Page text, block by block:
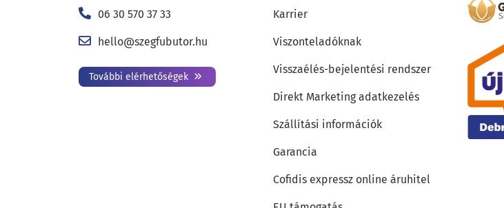
06 30 570 37 33
hello@szegfubutor.hu
További elérhetőségek
Karrier
Viszonteladóknak
Visszaélés-bejelentési rendszer
Direkt Marketing adatkezelés
Szállítási információk
Garancia
Cofidis expressz online áruhitel